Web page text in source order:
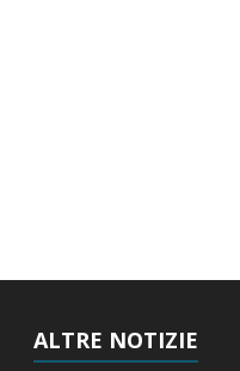
ALTRE NOTIZIE